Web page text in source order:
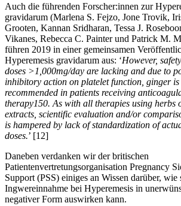
Auch die führenden Forscher:innen zur
gravidarum (Marlena S. Fejzo, Jone Trovik,
Grooten, Kannan Sridharan, Tessa J.
Vikanes, Rebecca C. Painter und Patrick M.
führen 2019 in einer gemeinsamen
Hyperemesis gravidarum aus: ‘However,
doses >1,000mg/day are lacking and due to
inhibitory action on platelet function, ginger is
recommended in patients receiving
therapy150. As with all therapies using herbs
extracts, scientific evaluation and/or
is hampered by lack of standardization of
doses.’ [12]
Daneben verdanken wir der britischen
Patientenvertretungsorganisation Pregnancy
Support (PSS) einiges an Wissen darüber, wie
Ingwereinnahme bei Hyperemesis in
negativer Form auswirken kann.